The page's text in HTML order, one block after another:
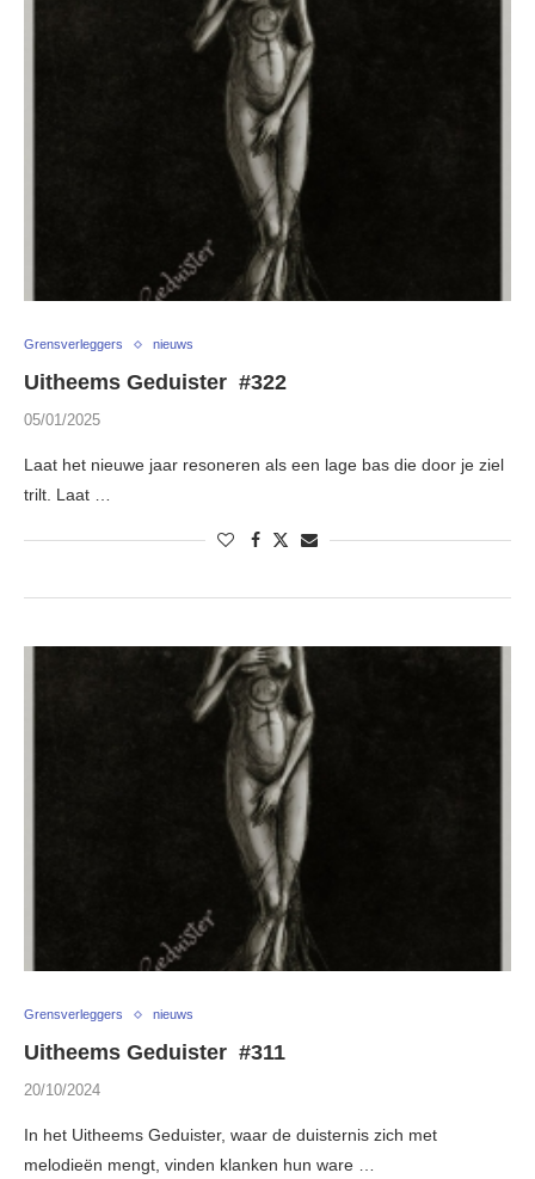
Grensverleggers nieuws
Uitheems Geduister #322
05/01/2025
Laat het nieuwe jaar resoneren als een lage bas die door je ziel
trilt. Laat …
Grensverleggers nieuws
Uitheems Geduister #311
20/10/2024
In het Uitheems Geduister, waar de duisternis zich met
melodieën mengt, vinden klanken hun ware …